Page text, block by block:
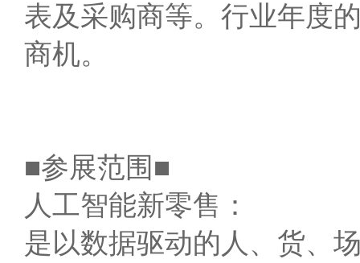
表及采购商等。行业年度
商机。
■参展范围■
人工智能新零售：
是以数据驱动的人、货、